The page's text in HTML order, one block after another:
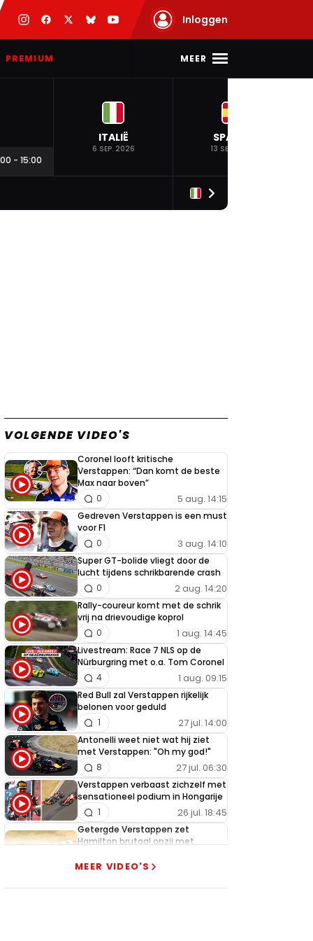
Inloggen
PREMIUM MEER
- 15:00
ITALIË
6 SEP. 2026
SPANJE
13 SEP. 2026
VOLGENDE VIDEO'S
Coronel looft kritische
Verstappen: “Dan komt de beste
Max naar boven”
5 aug. 14:15
0
Gedreven Verstappen is een must
voor F1
3 aug. 14:10
0
Super GT-bolide vliegt door de
lucht tijdens schrikbarende crash
2 aug. 14:20
0
Rally-coureur komt met de schrik
vrij na drievoudige koprol
1 aug. 14:45
0
Livestream: Race 7 NLS op de
Nürburgring met o.a. Tom Coronel
1 aug. 09:15
4
Red Bull zal Verstappen rijkelijk
belonen voor geduld
27 jul. 14:00
1
Antonelli weet niet wat hij ziet
met Verstappen: "Oh my god!"
27 jul. 06:30
8
Verstappen verbaast zichzelf met
sensationeel podium in Hongarije
26 jul. 18:45
1
Getergde Verstappen zet
Hamilton brutaal opzij met
13
Verstappen slaat alarm na nieuwe
MEER VIDEO'S